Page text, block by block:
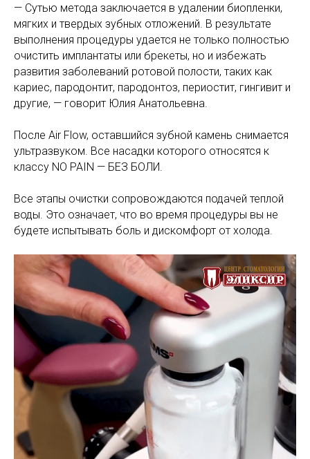
— Сутью метода заключается в удалении биопленки,
мягких и твердых зубных отложений. В результате
выполнения процедуры удается не только полностью
очистить имплантаты или брекеты, но и избежать
развития заболеваний ротовой полости, таких как
кариес, пародонтит, пародонтоз, периостит, гингивит и
другие, — говорит Юлия Анатольевна.
После Air Flow, оставшийся зубной камень снимается
ультразвуком. Все насадки которого относятся к
классу NO PAIN — БЕЗ БОЛИ.
Все этапы очистки сопровождаются подачей теплой
воды. Это означает, что во время процедуры вы не
будете испытывать боль и дискомфорт от холода.